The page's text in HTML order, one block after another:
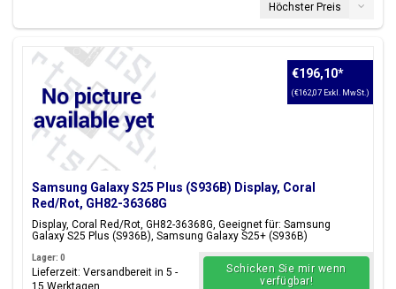
Höchster Preis
Samsung Galaxy S25 Plus (S936B) Display, Coral
Red/Rot, GH82-36368G
Display, Coral Red/Rot, GH82-36368G, Geeignet für: Samsung
Galaxy S25 Plus (S936B), Samsung Galaxy S25+ (S936B)
€196,10*
(€162,07 Exkl. MwSt.)
Lager: 0
Lieferzeit: Versandbereit in 5 -
15 Werktagen
Schicken Sie mir wenn
verfügbar!